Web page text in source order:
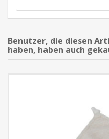
Benutzer, die diesen
haben, haben auch